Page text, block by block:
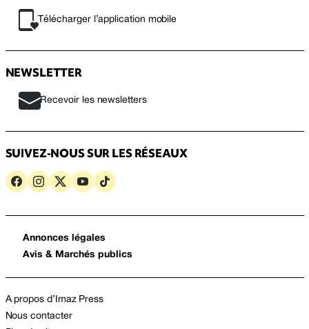
Télécharger l’application mobile
NEWSLETTER
Recevoir les newsletters
SUIVEZ-NOUS SUR LES RÉSEAUX
Annonces légales
Avis & Marchés publics
A propos d’Imaz Press
Nous contacter